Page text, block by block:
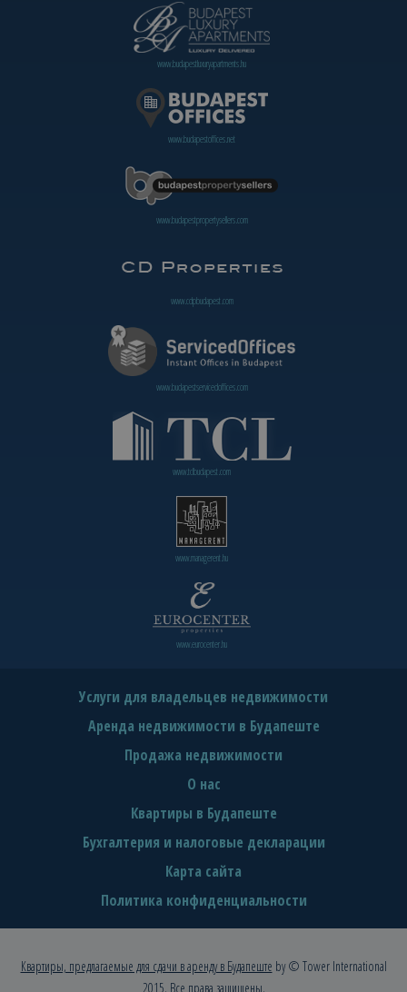
www.budapestluxuryapartments.hu
www.budapestoffices.net
www.budapestpropertysellers.com
www.cdpbudapest.com
www.budapestservicedoffices.com
www.tclbudapest.com
www.managerent.hu
www.eurocenter.hu
Услуги для владельцев недвижимости
Аренда недвижимости в Будапеште
Продажа недвижимости
О нас
Квартиры в Будапеште
Бухгалтерия и налоговые декларации
Карта сайта
Политика конфиденциальности
Квартиры, предлагаемые для сдачи в аренду в Будапеште by © Tower International
2015. Все права защищены.